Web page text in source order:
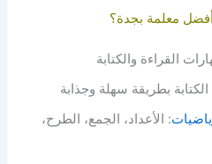
معلمة بجدة؟
القراءة والكتابة
بطريقة سهلة وجذابة
: الأعداد، الجمع، الطرح،